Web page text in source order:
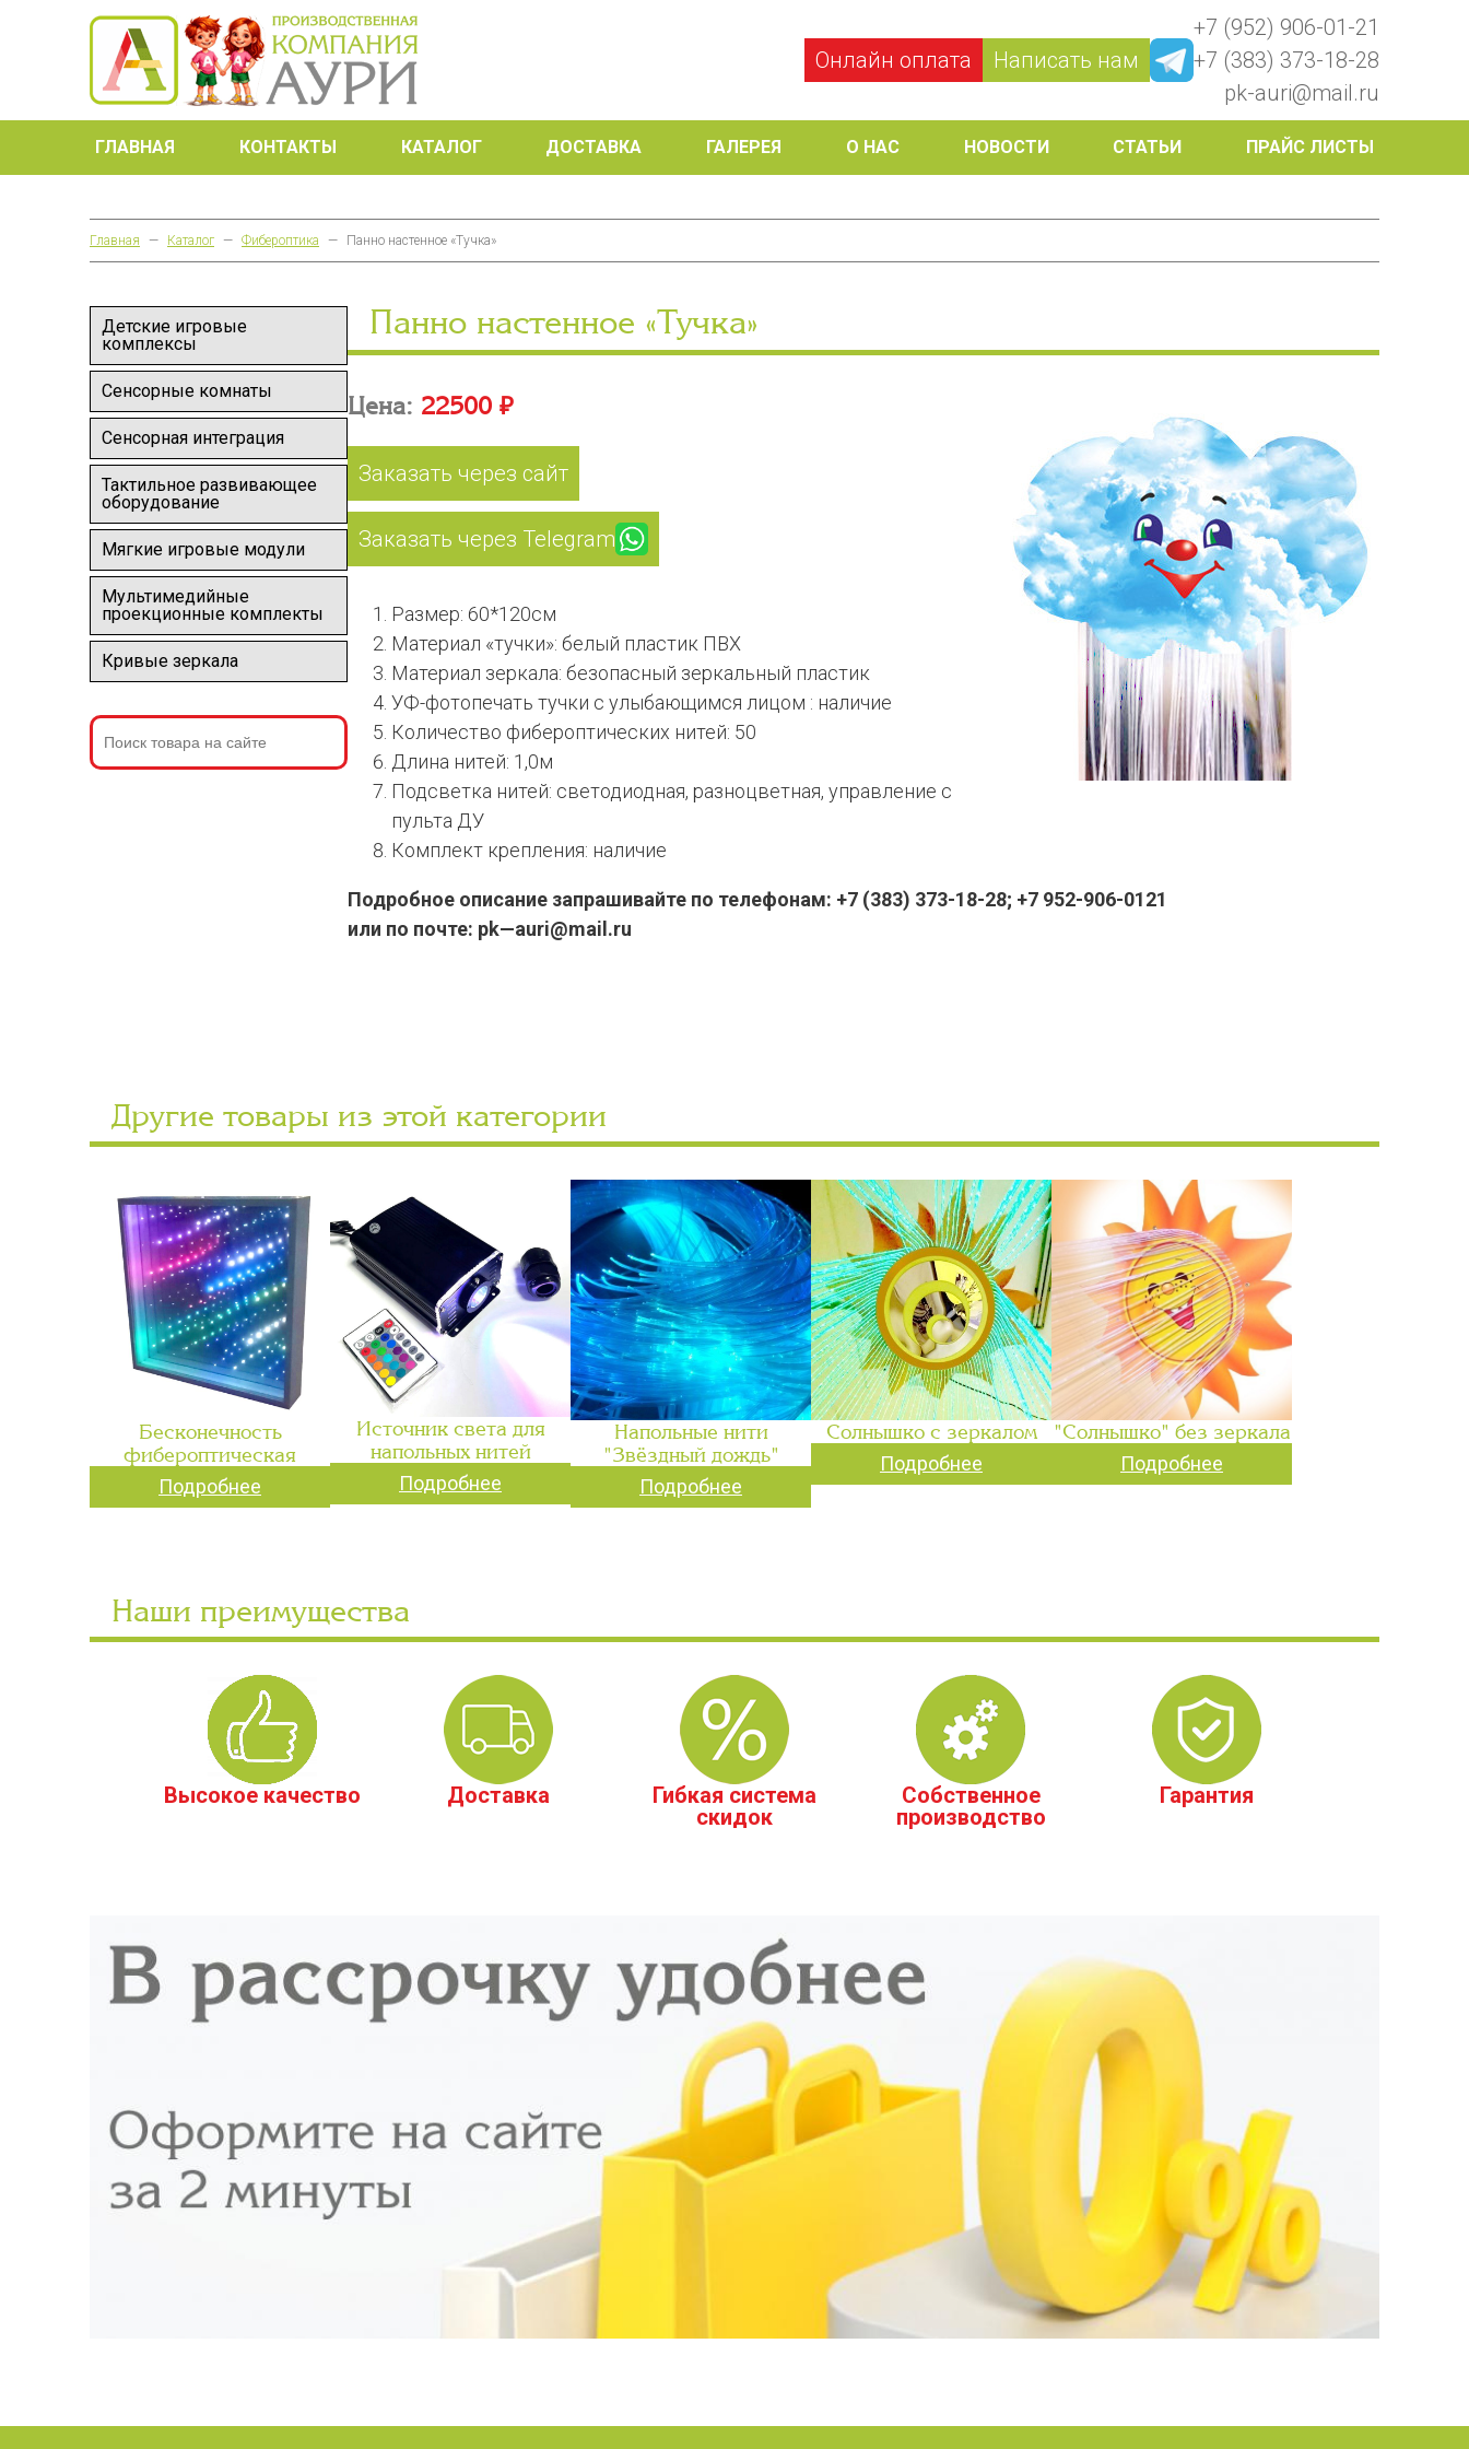
Онлайн оплата Написать нам
+7 (952) 906-01-21
+7 (383) 373-18-28
pk-auri@mail.ru
ГЛАВНАЯ КОНТАКТЫ КАТАЛОГ ДОСТАВКА ГАЛЕРЕЯ О НАС НОВОСТИ СТАТЬИ ПРАЙС ЛИСТЫ
Главная — Каталог — Фибероптика — Панно настенное «Тучка»
Детские игровые
комплексы
Сенсорные комнаты
Сенсорная интеграция
Тактильное развивающее
оборудование
Мягкие игровые модули
Мультимедийные
проекционные комплекты
Кривые зеркала
Панно настенное «Тучка»
Цена: 22500 ₽
Заказать через сайт
Заказать через Telegram
Размер: 60*120см
Материал «тучки»: белый пластик ПВХ
Материал зеркала: безопасный зеркальный пластик
УФ-фотопечать тучки с улыбающимся лицом : наличие
Количество фибероптических нитей: 50
Длина нитей: 1,0м
Подсветка нитей: светодиодная, разноцветная, управление с
пульта ДУ
Комплект крепления: наличие
Подробное описание запрашивайте по телефонам: +7 (383) 373-18-28; +7 952-906-0121
или по почте: pk—auri@mail.ru
Другие товары из этой категории
Бесконечность
фибероптическая
Подробнее
Источник света для
напольных нитей
Подробнее
Напольные нити
"Звёздный дождь"
Подробнее
Солнышко с зеркалом
Подробнее
"Солнышко" без зеркала
Подробнее
Наши преимущества
Высокое качество Доставка
Гибкая система
скидок
Собственное
производство
Гарантия